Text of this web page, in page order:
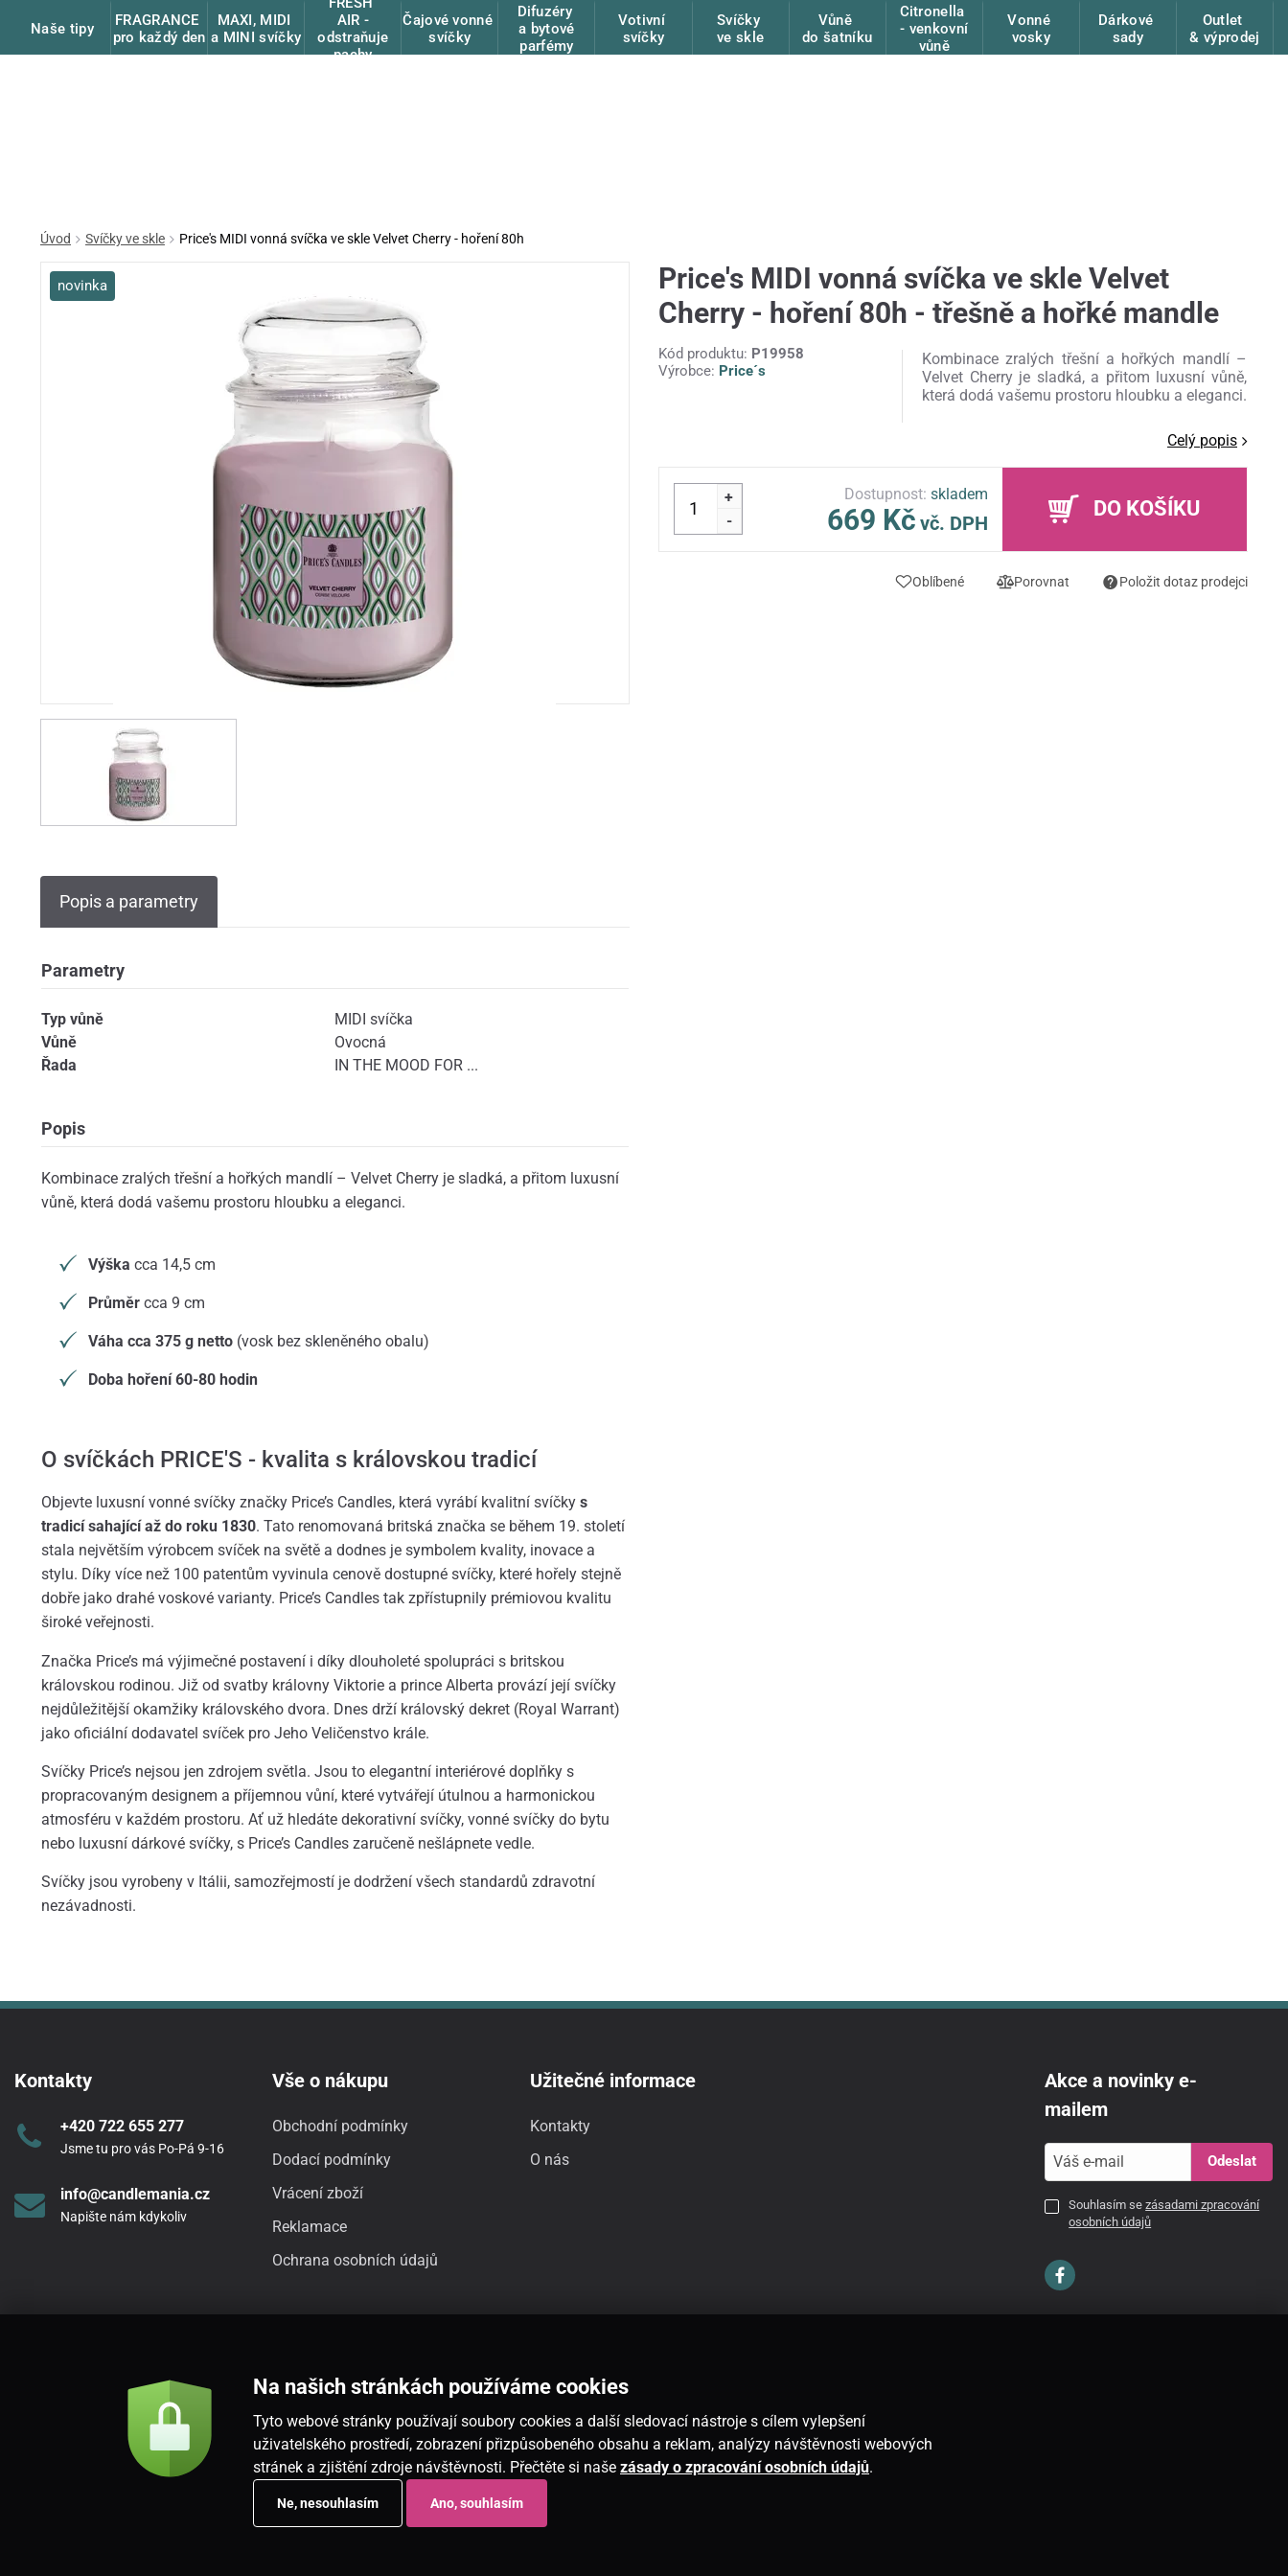
Naše tipy
FRAGRANCE
pro každý den
MAXI, MIDI
a MINI svíčky
AIR -
odstraňuje
pachy
Čajové vonné
svíčky
Difuzéry
a bytové
parfémy
Votivní
svíčky
Svíčky
ve skle
Vůně
do šatníku
Citronella
- venkovní
vůně
Vonné
vosky
Dárkové
sady
Outlet
& výprodej
Úvod Svíčky ve skle Price's MIDI vonná svíčka ve skle Velvet Cherry - hoření 80h
novinka
Popis a parametry
Parametry
Typ vůně
MIDI svíčka
Vůně
Ovocná
Řada
IN THE MOOD FOR ...
Popis
Kombinace zralých třešní a hořkých mandlí – Velvet Cherry je sladká, a přitom luxusní
vůně, která dodá vašemu prostoru hloubku a eleganci.
Výška cca 14,5 cm
Průměrcca 9 cm
Váha cca 375 g netto(vosk bez skleněného obalu)
Doba hoření 60-80 hodin
O svíčkách PRICE'S - kvalita s královskou tradicí
Objevte luxusní vonné svíčky značky Price’s Candles, která vyrábí kvalitní svíčky s
tradicí sahající až do roku 1830. Tato renomovaná britská značka se během 19. století
stala největším výrobcem svíček na světě a dodnes je symbolem kvality, inovace a
stylu. Díky více než 100 patentům vyvinula cenově dostupné svíčky, které hořely stejně
dobře jako drahé voskové varianty. Price’s Candles tak zpřístupnily prémiovou kvalitu
široké veřejnosti.
Značka Price’s má výjimečné postavení i díky dlouholeté spolupráci s britskou
královskou rodinou. Již od svatby královny Viktorie a prince Alberta provází její svíčky
nejdůležitější okamžiky královského dvora. Dnes drží královský dekret (Royal Warrant)
jako oficiální dodavatel svíček pro Jeho Veličenstvo krále.
Svíčky Price’s nejsou jen zdrojem světla. Jsou to elegantní interiérové doplňky s
propracovaným designem a příjemnou vůní, které vytvářejí útulnou a harmonickou
atmosféru v každém prostoru. Ať už hledáte dekorativní svíčky, vonné svíčky do bytu
nebo luxusní dárkové svíčky, s Price’s Candles zaručeně nešlápnete vedle.
Svíčky jsou vyrobeny v Itálii, samozřejmostí je dodržení všech standardů zdravotní
nezávadnosti.
Price's MIDI vonná svíčka ve skle Velvet
Cherry - hoření 80h - třešně a hořké mandle
Kód produktu: P19958
Výrobce: Price´s
Kombinace zralých třešní a hořkých mandlí –
Velvet Cherry je sladká, a přitom luxusní vůně,
která dodá vašemu prostoru hloubku a eleganci.
Celý popis
+
-
Dostupnost: skladem
669 Kč vč. DPH
DO KOŠÍKU
Oblíbené Porovnat Položit dotaz prodejci
Kontakty
+420 722 655 277
Jsme tu pro vás Po-Pá 9-16
info@candlemania.cz
Napište nám kdykoliv
Vše o nákupu
Obchodní podmínky
Dodací podmínky
Vrácení zboží
Reklamace
Ochrana osobních údajů
Užitečné informace
Kontakty
O nás
Akce a novinky e-
mailem
Odeslat
Souhlasím sezásadami zpracování
osobních údajů
Na našich stránkách používáme cookies
Tyto webové stránky používají soubory cookies a další sledovací nástroje s cílem vylepšení
uživatelského prostředí, zobrazení přizpůsobeného obsahu a reklam, analýzy návštěvnosti webových
stránek a zjištění zdroje návštěvnosti. Přečtěte si naše zásady o zpracování osobních údajů.
Ne, nesouhlasím Ano, souhlasím